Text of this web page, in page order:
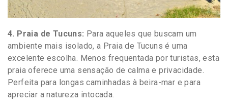
4. Praia de Tucuns: Para aqueles que buscam um
ambiente mais isolado, a Praia de Tucuns é uma
excelente escolha. Menos frequentada por turistas, esta
praia oferece uma sensação de calma e privacidade.
Perfeita para longas caminhadas à beira-mar e para
apreciar a natureza intocada.